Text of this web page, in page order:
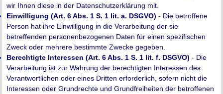
wir Ihnen diese in der Datenschutzerklärung mit.
Einwilligung (Art. 6 Abs. 1 S. 1 lit. a. DSGVO) - Die betroffene
Person hat ihre Einwilligung in die Verarbeitung der sie
betreffenden personenbezogenen Daten für einen spezifischen
Zweck oder mehrere bestimmte Zwecke gegeben.
Berechtigte Interessen (Art. 6 Abs. 1 S. 1 lit. f. DSGVO) - Die
Verarbeitung ist zur Wahrung der berechtigten Interessen des
Verantwortlichen oder eines Dritten erforderlich, sofern nicht die
Interessen oder Grundrechte und Grundfreiheiten der betroffenen